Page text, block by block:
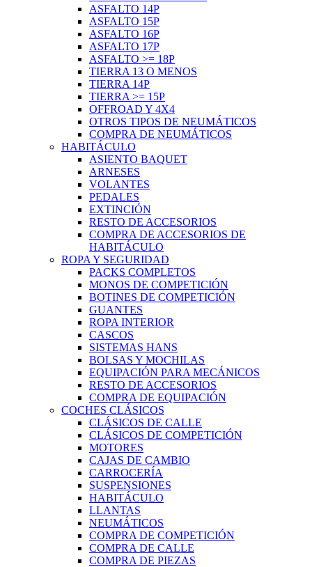
ASFALTO 14P
ASFALTO 15P
ASFALTO 16P
ASFALTO 17P
ASFALTO >= 18P
TIERRA 13 O MENOS
TIERRA 14P
TIERRA >= 15P
OFFROAD Y 4X4
OTROS TIPOS DE NEUMÁTICOS
COMPRA DE NEUMÁTICOS
HABITÁCULO
ASIENTO BAQUET
ARNESES
VOLANTES
PEDALES
EXTINCIÓN
RESTO DE ACCESORIOS
COMPRA DE ACCESORIOS DE
HABITÁCULO
ROPA Y SEGURIDAD
PACKS COMPLETOS
MONOS DE COMPETICIÓN
BOTINES DE COMPETICIÓN
GUANTES
ROPA INTERIOR
CASCOS
SISTEMAS HANS
BOLSAS Y MOCHILAS
EQUIPACIÓN PARA MECÁNICOS
RESTO DE ACCESORIOS
COMPRA DE EQUIPACIÓN
COCHES CLÁSICOS
CLÁSICOS DE CALLE
CLÁSICOS DE COMPETICIÓN
MOTORES
CAJAS DE CAMBIO
CARROCERÍA
SUSPENSIONES
HABITÁCULO
LLANTAS
NEUMÁTICOS
COMPRA DE COMPETICIÓN
COMPRA DE CALLE
COMPRA DE PIEZAS